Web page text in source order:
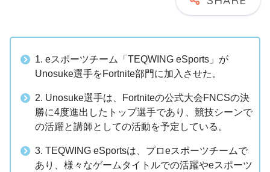
1. eスポーツチーム「TEQWING eSports」が
Unosuke選手をFortnite部門に加入させた。
2. Unosuke選手は、Fortniteの公式大会FNCSの決
勝に4度進出したトップ選手であり、競技シーンで
の活躍と講師としての活動を予定している。
3. TEQWING eSportsは、プロeスポーツチームで
あり、様々なゲームタイトルでの活躍やeスポーツ